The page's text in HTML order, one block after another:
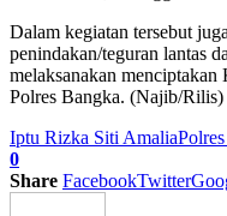
Dalam kegiatan tersebut
penindakan/teguran lantas
melaksanakan
Polres Bangka. (Najib/Rilis)
Iptu Rizka Siti Amalia
0
Share FacebookTwitter